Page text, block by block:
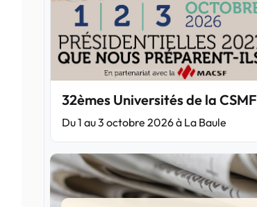
32èmes Universités de la CSMF
Du 1 au 3 octobre 2026 à La Baule